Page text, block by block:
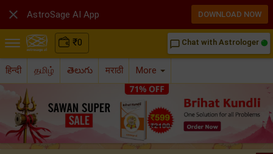
₹0 chat_bubble_outline Chat with Astrologer
हिन्दी தமிழ் తెలుగు मराठी More
 AstroSage AI App DOWNLOAD NOW